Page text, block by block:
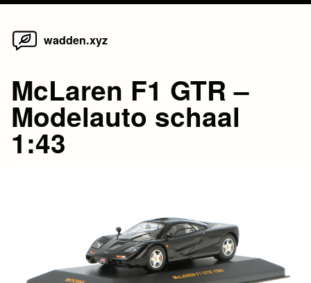
Skip
wadden.xyz
McLaren F1 GTR –
Modelauto schaal
1:43